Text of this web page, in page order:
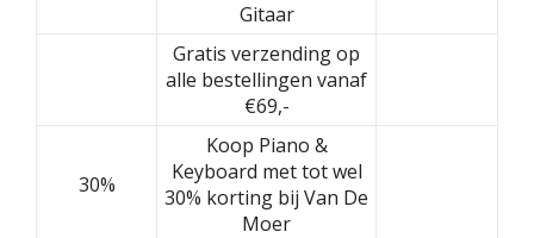
Gitaar
Gratis verzending op
alle bestellingen vanaf
€69,-
30%
Koop Piano &
Keyboard met tot wel
30% korting bij Van De
Moer